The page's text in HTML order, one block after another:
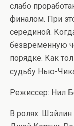
слабо
финалом. При
серединой.
безвременную
порядке. Как
судьбу Нью-
Режиссер: Нил
В ролях: